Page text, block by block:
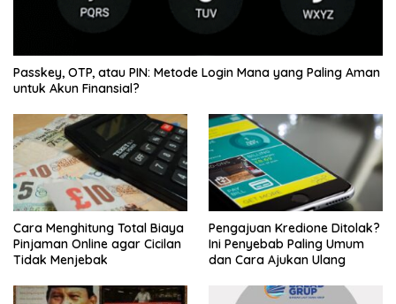
Passkey, OTP, atau PIN: Metode Login Mana yang Paling Aman
untuk Akun Finansial?
Cara Menghitung Total Biaya
Pinjaman Online agar Cicilan
Tidak Menjebak
Pengajuan Kredione Ditolak?
Ini Penyebab Paling Umum
dan Cara Ajukan Ulang